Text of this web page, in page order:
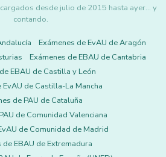
desde julio de 2015 hasta ayer... y
contando.
Exámenes de EvAU de Aragón
Exámenes de EBAU de Cantabria
EBAU de Castilla y León
EvAU de Castilla-La Mancha
de PAU de Cataluña
de Comunidad Valenciana
de Comunidad de Madrid
de EBAU de Extremadura